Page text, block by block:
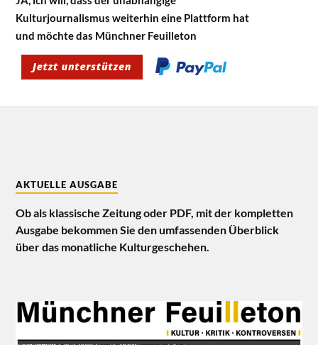
Kulturjournalismus weiterhin eine Plattform hat
und möchte das Münchner Feuilleton
AKTUELLE AUSGABE
Ob als klassische Zeitung oder PDF, mit der kompletten
Ausgabe bekommen Sie den umfassenden Überblick
über das monatliche Kulturgeschehen.